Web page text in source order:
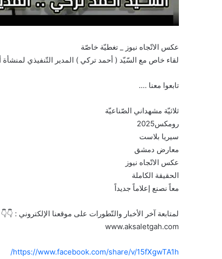
عكس الاتّجاه نيوز _ تغطيّة خاصّة
لقاء خاص مع السّيّد ( أحمد تركي ) المدير التّنفيذي لمنشأة
تابعوا معنا ….
ثلاثيّة مشهداني الصّناعيّة
رومكس2025
سيريا بلاست
معارض دمشق
عكس الاتّجاه نيوز
الحقيقة الكاملة
معاً نصنع إعلاماً جديداً
لمتابعة آخر الأخبار والتّطورات على موقعنا الإلكتروني : 👇👇
www.aksaletgah.com
https://www.facebook.com/share/v/15fXgwTA1h/